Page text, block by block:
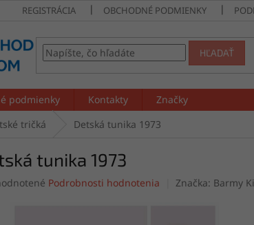
REGISTRÁCIA OBCHODNÉ PODMIENKY
HĽADAŤ
podmienky Kontakty
Značky
tričká Detská tunika 1973
tunika 1973
Podrobnosti hodnotenia Značka: Barmy